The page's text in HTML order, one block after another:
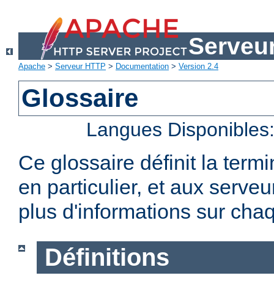
Apache > Serveur HTTP > Documentation > Version 2.4
Glossaire
Langues
Ce glossaire définit la
en particulier, et aux
plus d'informations sur
Définitions